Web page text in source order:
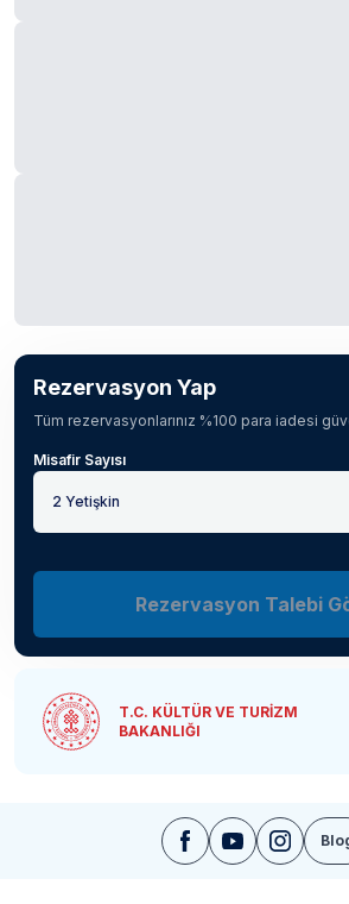
Rezervasyon Yap
Tüm rezervasyonlarınız %100 para iadesi
Misafir Sayısı
2 Yetişkin
Rezervasyon Talebi
T.C. KÜLTÜR VE TURİZM
BAKANLIĞI